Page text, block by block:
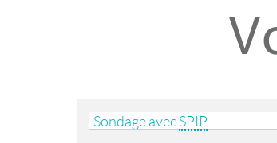
Sondage avecSPIP